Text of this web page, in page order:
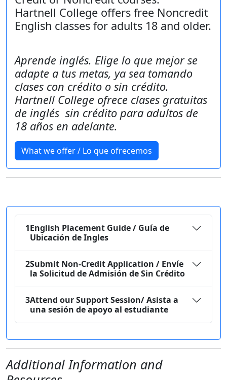
Hartnell College offers free Noncredit
English classes for adults 18 and older.
Aprende inglés. Elige lo que mejor se
adapte a tus metas, ya sea tomando
clases con crédito o sin crédito.
Hartnell College ofrece clases gratuitas
de inglés sin crédito para adultos de
18 años en adelante.
What we offer / Lo que ofrecemos
1English Placement Guide / Guía de
Ubicación de Ingles
2Submit Non-Credit Application / Envíe
la Solicitud de Admisión de Sin Crédito
3Attend our Support Session/ Asista a
una sesión de apoyo al estudiante
Additional Information and